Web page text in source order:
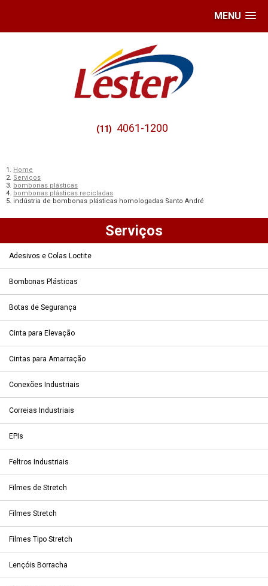
MENU
(11) 4061-1200
Home
Serviços
bombonas plásticas
bombonas plásticas recicladas
indústria de bombonas plásticas homologadas Santo André
Serviços
Adesivos e Colas Loctite
Bombonas Plásticas
Botas de Segurança
Cinta para Elevação
Cintas para Amarração
Conexões Industriais
Correias Industriais
EPIs
Feltros Industriais
Filmes de Stretch
Filmes Stretch
Filmes Tipo Stretch
Lençóis Borracha